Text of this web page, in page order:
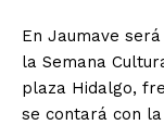
En Jaumave
la Semana
plaza Hidalgo,
se contará con